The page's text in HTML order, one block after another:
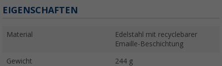
EIGENSCHAFTEN
Material
Edelstahl mit recyclebarer
Emaille-Beschichtung
Gewicht 244 g